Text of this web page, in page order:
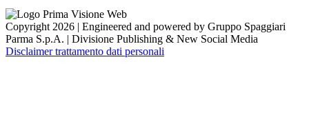
Copyright 2026 | Engineered and powered by Gruppo Spaggiari
Parma S.p.A. | Divisione Publishing & New Social Media
Disclaimer trattamento dati personali